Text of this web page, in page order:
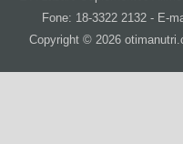
Fone: 18-3322 2132 - E-
Copyright © 2026